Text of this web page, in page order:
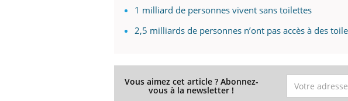
1 milliard de personnes vivent sans toilettes
2,5 milliards de personnes n’ont pas accès à des
Vous aimez cet article ? Abonnez-
vous à la newsletter !